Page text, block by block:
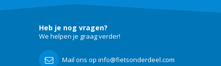
Heb je nog vragen?
We helpen je graag verder!
Mail ons op info@fietsonderdeel.com